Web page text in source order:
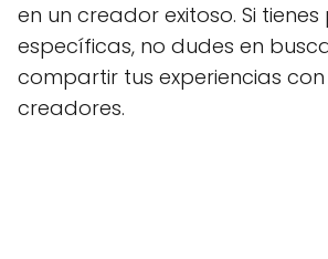
en un creador exitoso. Si
específicas, no dudes en
compartir tus experiencias
creadores.